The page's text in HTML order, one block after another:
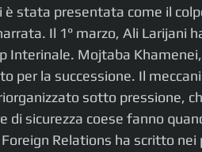
stata presentata come il
Il 1° marzo, Ali Larijani
Interinale. Mojtaba
per la successione. Il
sotto pressione,
di sicurezza coese fanno
Relations ha scritto